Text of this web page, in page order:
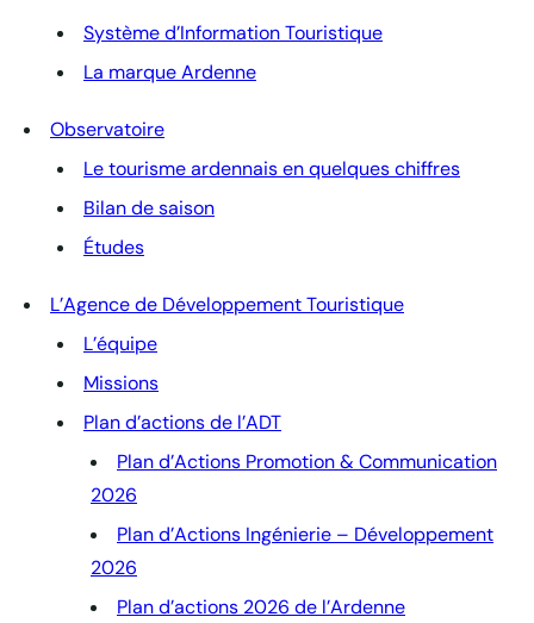
Système d’Information Touristique
La marque Ardenne
Observatoire
Le tourisme ardennais en quelques chiffres
Bilan de saison
Études
L’Agence de Développement Touristique
L’équipe
Missions
Plan d’actions de l’ADT
Plan d’Actions Promotion & Communication
2026
Plan d’Actions Ingénierie – Développement
2026
Plan d’actions 2026 de l’Ardenne